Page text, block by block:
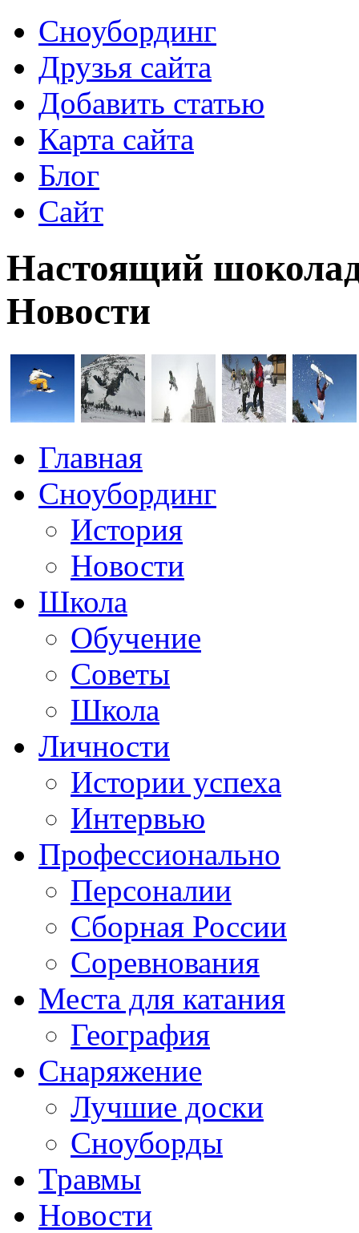
Сноубординг
Друзья сайта
Добавить статью
Карта сайта
Блог
Сайт
Настоящий
Новости
Главная
Сноубординг
История
Новости
Школа
Обучение
Советы
Школа
Личности
Истории успеха
Интервью
Профессионально
Персоналии
Сборная России
Соревнования
Места для катания
География
Снаряжение
Лучшие доски
Сноуборды
Травмы
Новости